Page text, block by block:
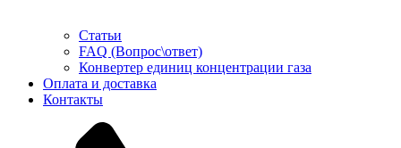
Статьи
FAQ (Вопрос\ответ)
Конвертер единиц концентрации газа
Оплата и доставка
Контакты